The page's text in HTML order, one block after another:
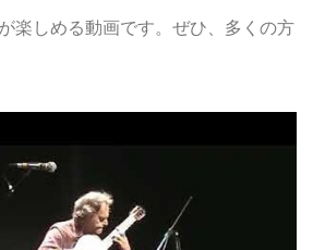
楽しめる動画です。ぜひ、多くの方